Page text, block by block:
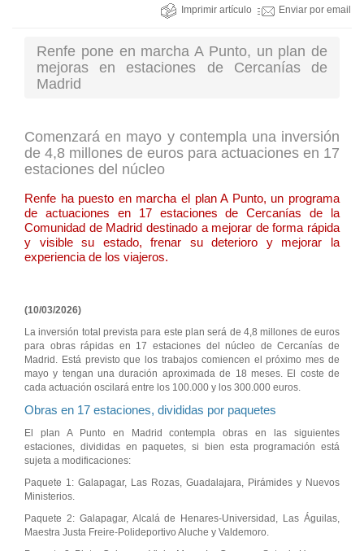
Imprimir artículo Enviar por email
Renfe pone en marcha A Punto, un plan de
mejoras en estaciones de Cercanías de
Madrid
Comenzará en mayo y contempla una inversión
de 4,8 millones de euros para actuaciones en 17
estaciones del núcleo
Renfe ha puesto en marcha el plan A Punto, un programa
de actuaciones en 17 estaciones de Cercanías de la
Comunidad de Madrid destinado a mejorar de forma rápida
y visible su estado, frenar su deterioro y mejorar la
experiencia de los viajeros.
(10/03/2026)
La inversión total prevista para este plan será de 4,8 millones de euros
para obras rápidas en 17 estaciones del núcleo de Cercanías de
Madrid. Está previsto que los trabajos comiencen el próximo mes de
mayo y tengan una duración aproximada de 18 meses. El coste de
cada actuación oscilará entre los 100.000 y los 300.000 euros.
Obras en 17 estaciones, divididas por paquetes
El plan A Punto en Madrid contempla obras en las siguientes
estaciones, divididas en paquetes, si bien esta programación está
sujeta a modificaciones:
Paquete 1: Galapagar, Las Rozas, Guadalajara, Pirámides y Nuevos
Ministerios.
Paquete 2: Galapagar, Alcalá de Henares-Universidad, Las Águilas,
Maestra Justa Freire-Polideportivo Aluche y Valdemoro.